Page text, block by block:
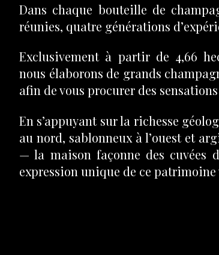
Dans chaque bouteille de
réunies, quatre générations
Exclusivement à partir de 4,66
nous élaborons de grands
afin de vous procurer des
En s’appuyant sur la richesse
au nord, sablonneux à l’ouest et
— la maison façonne des cuvées
expression unique de ce